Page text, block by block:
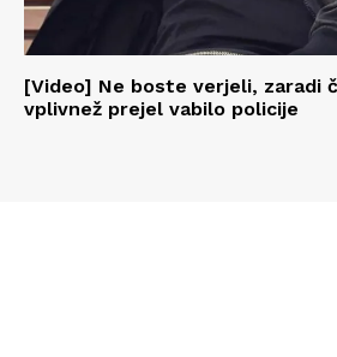
[Video] Ne boste verjeli, zaradi
vplivnež prejel vabilo policije